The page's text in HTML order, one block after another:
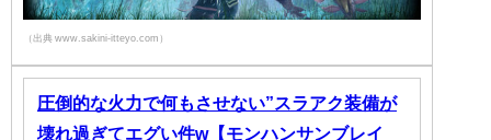
（出典 www.sakini-itteyo.com）
圧倒的な火力で何もさせない”スラアク装備が
壊れ過ぎてエグい件w【モンハンサンブレイ